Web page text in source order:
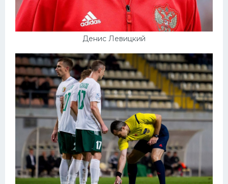
Денис Левицкий